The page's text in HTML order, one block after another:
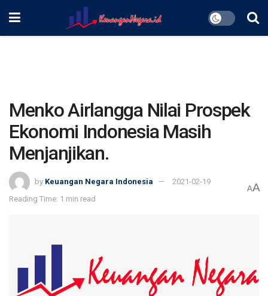
Menko Airlangga Nilai Prospek
Ekonomi Indonesia Masih
Menjanjikan.
by Keuangan Negara Indonesia
2021-02-19
Reading Time: 1 min read
AA